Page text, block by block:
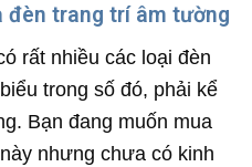
đèn trang trí âm tường
rất nhiều các loại đèn
trong số đó, phải kể
Bạn đang muốn mua
nhưng chưa có kinh